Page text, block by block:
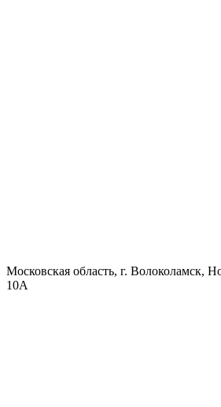
Московская область, г. Волоколамск,
10А